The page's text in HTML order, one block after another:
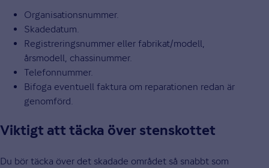
Organisationsnummer.
Skadedatum.
Registreringsnummer eller fabrikat/modell,
årsmodell, chassinummer.
Telefonnummer.
Bifoga eventuell faktura om reparationen redan är
genomförd.
Viktigt att täcka över stenskottet
Du bör täcka över det skadade området så snabbt som